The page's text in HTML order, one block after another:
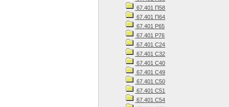
67.401 П58
67.401 П64
67.401 Р65
67.401 Р76
67.401 С24
67.401 С32
67.401 С40
67.401 С49
67.401 С50
67.401 С51
67.401 С54